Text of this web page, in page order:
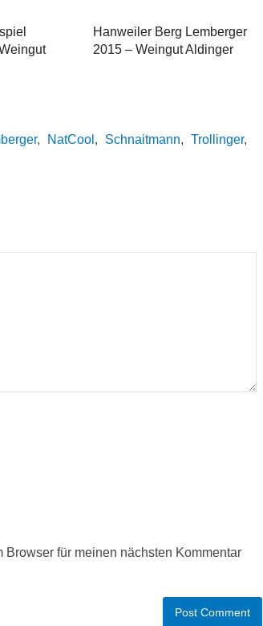
Hanweiler Berg Lemberger
2015 – Weingut Aldinger
, NatCool , Schnaitmann, Trollinger,
für meinen nächsten Kommentar